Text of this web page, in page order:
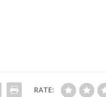
RATE: